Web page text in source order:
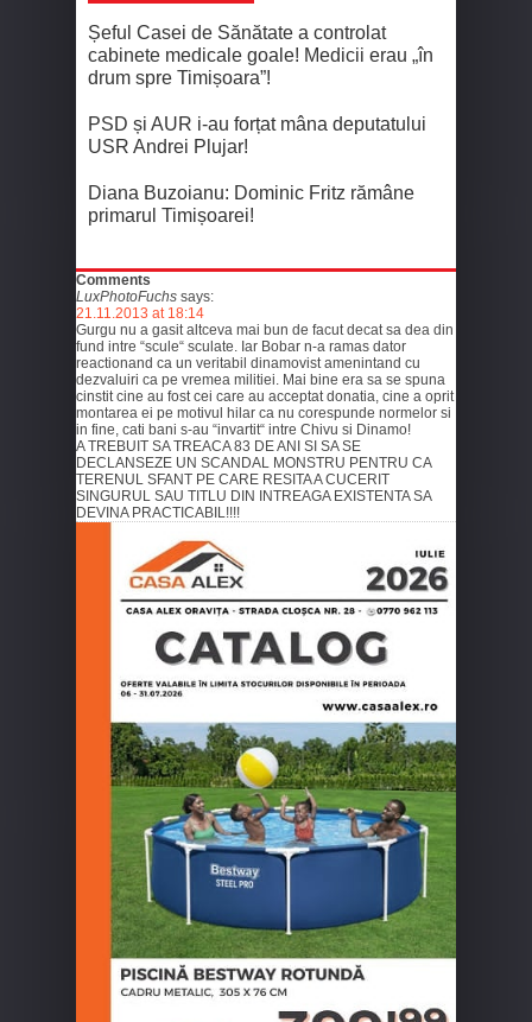
Șeful Casei de Sănătate a controlat
cabinete medicale goale! Medicii erau „în
drum spre Timișoara”!
PSD și AUR i-au forțat mâna deputatului
USR Andrei Plujar!
Diana Buzoianu: Dominic Fritz rămâne
primarul Timișoarei!
Comments
LuxPhotoFuchs says:
21.11.2013 at 18:14
Gurgu nu a gasit altceva mai bun de facut decat sa dea din
fund intre “scule“ sculate. Iar Bobar n-a ramas dator
reactionand ca un veritabil dinamovist amenintand cu
dezvaluiri ca pe vremea militiei. Mai bine era sa se spuna
cinstit cine au fost cei care au acceptat donatia, cine a oprit
montarea ei pe motivul hilar ca nu corespunde normelor si
in fine, cati bani s-au “invartit“ intre Chivu si Dinamo!
A TREBUIT SA TREACA 83 DE ANI SI SA SE
DECLANSEZE UN SCANDAL MONSTRU PENTRU CA
TERENUL SFANT PE CARE RESITA A CUCERIT
SINGURUL SAU TITLU DIN INTREAGA EXISTENTA SA
DEVINA PRACTICABIL!!!!